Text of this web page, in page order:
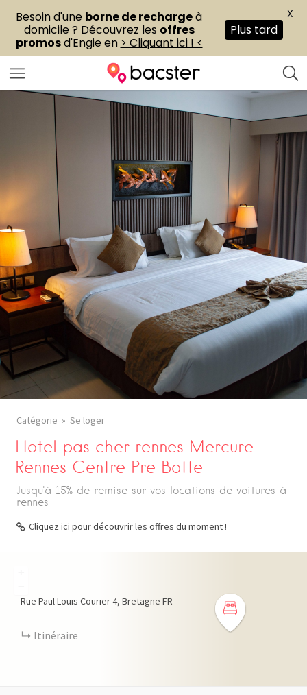
Catégorie Se loger
Hotel pas cher rennes Mercure
Rennes Centre Pre Botte
Jusqu'à 15% de remise sur vos locations de voitures à
rennes
Cliquez ici pour découvrir les offres du moment !
Rue Paul Louis Courier4 Bretagne FR
Itinéraire
Besoin d'une borne de rechargeà
domicile ? Découvrez les offres
promosd'Engie en > Cliquant ici ! <
Plus tard
X